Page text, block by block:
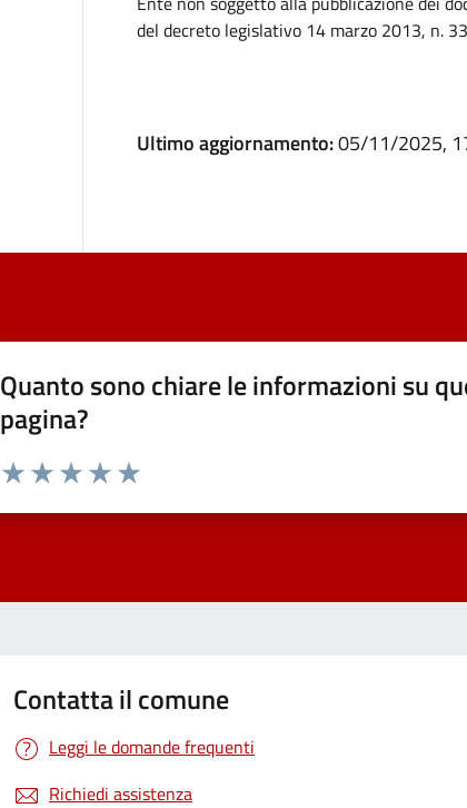
del decreto legislativo 14 marzo 2013, n.
Ultimo aggiornamento:05/11/2025,
Quanto sono chiare le informazioni su
pagina?
Contatta il comune
Leggi le domande frequenti
Richiedi assistenza